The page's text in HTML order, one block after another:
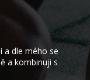
a dle mého se
a kombinuji s